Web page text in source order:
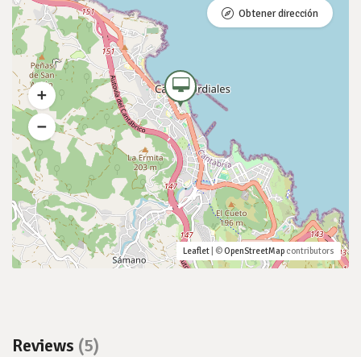
Leaflet | ©OpenStreetMap contributors
Obtener dirección
Reviews (5)